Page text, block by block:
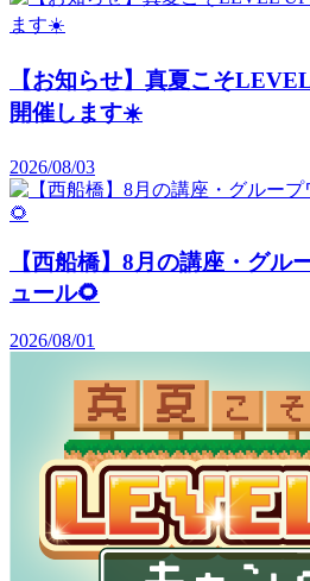
【お知らせ】真夏こそ
開催します☀️
2026/08/03
【西船橋】8月の講座・グル
ュール🌻
2026/08/01